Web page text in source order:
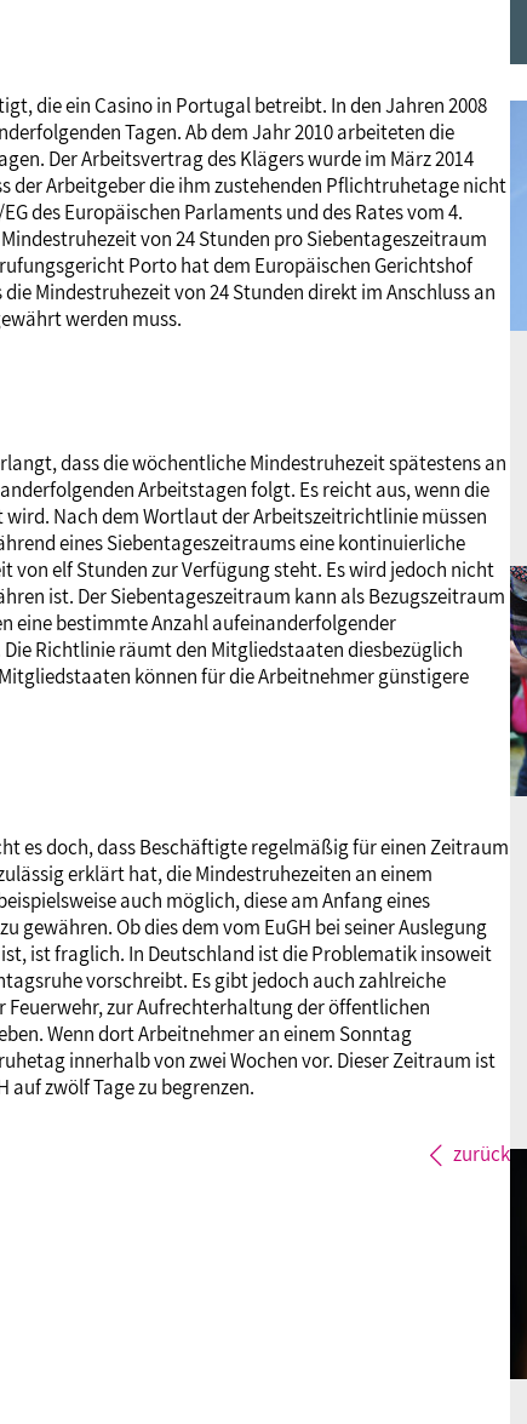
Jugend
Senioren
Beihilfe
Rechtsprechung
Rechtsprechung
Europa
Verlag
die ein Casino in Portugal betreibt. In den Jahren 2008
Tagen. Ab dem Jahr 2010 arbeiteten die
Der Arbeitsvertrag des Klägers wurde im März 2014
der Arbeitgeber die ihm zustehenden Pflichtruhetage nicht
des Europäischen Parlaments und des Rates vom 4.
von 24 Stunden pro Siebentageszeitraum
Porto hat dem Europäischen Gerichtshof
Mindestruhezeit von 24 Stunden direkt im Anschluss an
werden muss.
dass die wöchentliche Mindestruhezeit spätestens an
Arbeitstagen folgt. Es reicht aus, wenn die
Nach dem Wortlaut der Arbeitszeitrichtlinie müssen
eines Siebentageszeitraums eine kontinuierliche
von elf Stunden zur Verfügung steht. Es wird jedoch nicht
ist. Der Siebentageszeitraum kann als Bezugszeitraum
eine bestimmte Anzahl aufeinanderfolgender
Richtlinie räumt den Mitgliedstaaten diesbezüglich
können für die Arbeitnehmer günstigere
es doch, dass Beschäftigte regelmäßig für einen Zeitraum
erklärt hat, die Mindestruhezeiten an einem
auch möglich, diese am Anfang eines
gewähren. Ob dies dem vom EuGH bei seiner Auslegung
ist fraglich. In Deutschland ist die Problematik insoweit
vorschreibt. Es gibt jedoch auch zahlreiche
Feuerwehr, zur Aufrechterhaltung der öffentlichen
Wenn dort Arbeitnehmer an einem Sonntag
innerhalb von zwei Wochen vor. Dieser Zeitraum ist
zwölf Tage zu begrenzen.
zurück